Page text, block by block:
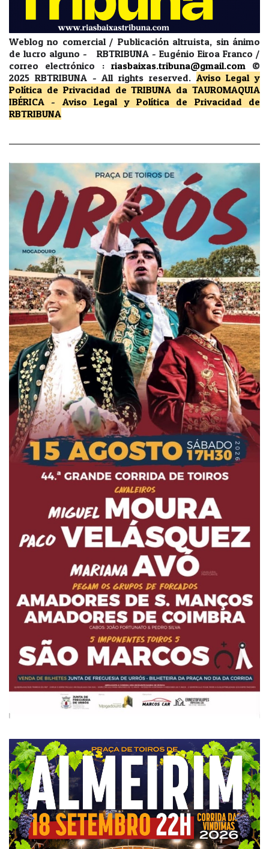
Weblog no comercial / Publicación altruista, sin ánimo
de lucro alguno - RBTRIBUNA - Eugénio Eiroa Franco /
correo electrónico : riasbaixas.tribuna@gmail.com
©
2025 RBTRIBUNA -All rights reserved. Aviso Legal y
Política de Privacidad de TRIBUNA da TAUROMAQUIA
IBÉRICA - Aviso Legal y Política de Privacidad
de
RBTRIBUNA